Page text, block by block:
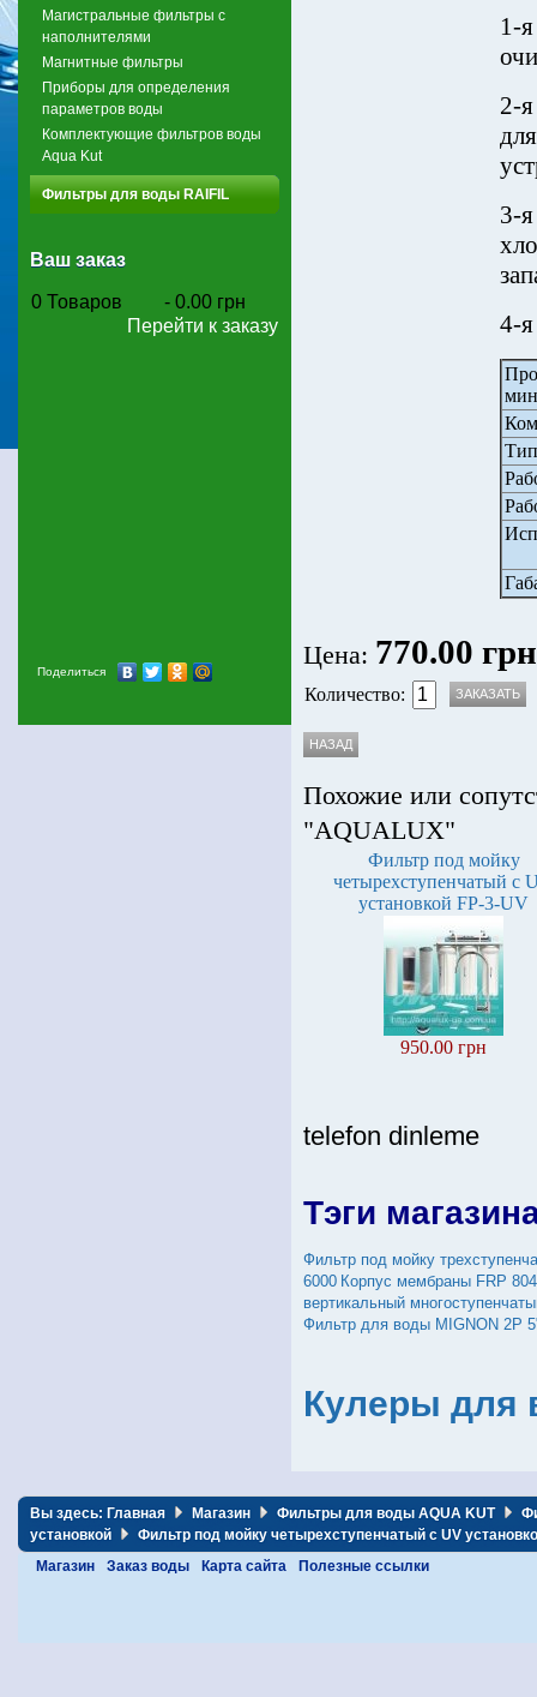
Магистральные фильтры с
наполнителями
Магнитные фильтры
Приборы для определения
параметров воды
Комплектующие фильтров воды
Aqua Kut
Фильтры для воды RAIFIL
Ваш заказ
0 Товаров - 0.00 грн
Перейти к заказу
Поделиться
1-
2-
3-
4-
Цена: 770.00 грн
Количество:
Похожие или
"AQUALUX"
Фильтр под мойку
четырехступенчатый c
установкой FP-3-UV
950.00 грн
telefon dinleme
Тэги
Фильтр под мойку
6000 Корпус мембраны FRP
вертикальный
Фильтр для воды MIGNON 2P
Кулеры для
Вы здесь: Главная Магазин Фильтры для воды AQUA KUT
установкой
Фильтр под мойку четырехступенчатый c UV
Магазин
Заказ воды Карта сайта Полезные ссылки